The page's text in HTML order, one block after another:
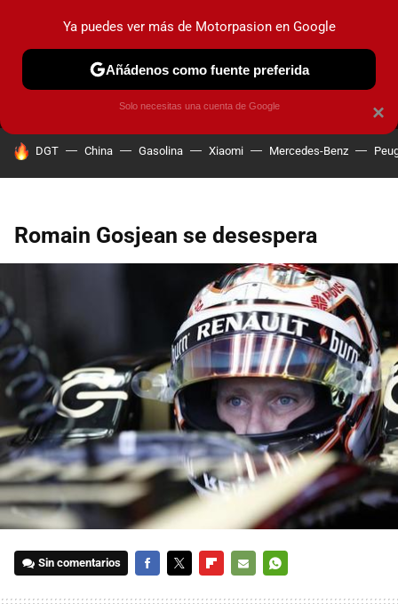
MENÚ NUEVO
COCHES ELÉCTRICOS OBSERVATORIO
HOY SE HABLA DE
DGT China Gasolina Xiaomi Mercedes-Benz
Romain Gosjean se desespera
Sin comentarios
×
Ya puedes ver más de Motorpasion en Google
Añádenos como fuente preferida
Solo necesitas una cuenta de Google